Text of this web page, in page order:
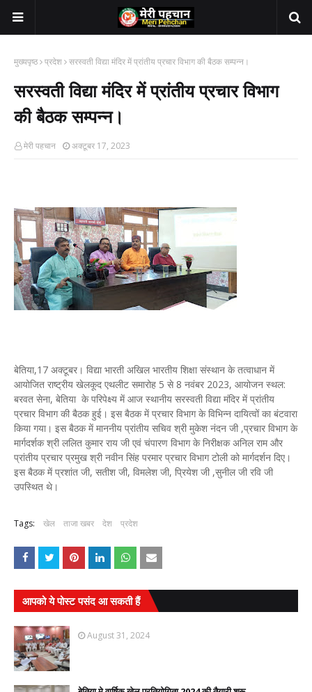
मुख्यपृष्ठ प्रदेश सरस्वती विद्या मंदिर में प्रांतीय प्रचार विभाग की बैठक सम्पन्न।
सरस्वती विद्या मंदिर में प्रांतीय प्रचार विभाग
की बैठक सम्पन्न।
मेरी पहचान अक्टूबर 17, 2023
बेतिया,17 अक्टूबर। विद्या भारती अखिल भारतीय शिक्षा संस्थान के तत्वाधान में
आयोजित राष्ट्रीय खेलकूद एथलीट समारोह 5 से 8 नवंबर 2023, आयोजन स्थल:
बरवत सेना, बेतिया के परिपेक्ष्य में आज स्थानीय सरस्वती विद्या मंदिर में प्रांतीय
प्रचार विभाग की बैठक हुई। इस बैठक में प्रचार विभाग के विभिन्न दायित्वों का बंटवारा
किया गया। इस बैठक में माननीय प्रांतीय सचिव श्री मुकेश नंदन जी ,प्रचार विभाग के
मार्गदर्शक श्री ललित कुमार राय जी एवं चंपारण विभाग के निरीक्षक अनिल राम और
प्रांतीय प्रचार प्रमुख श्री नवीन सिंह परमार प्रचार विभाग टोली को मार्गदर्शन दिए।
इस बैठक में प्रशांत जी, सतीश जी, विमलेश जी, प्रियेश जी ,सुनील जी रवि जी
उपस्थित थे।
Tags: खेल ताजा खबर देश प्रदेश
आपको ये पोस्ट पसंद आ सकती हैं
August 31, 2024